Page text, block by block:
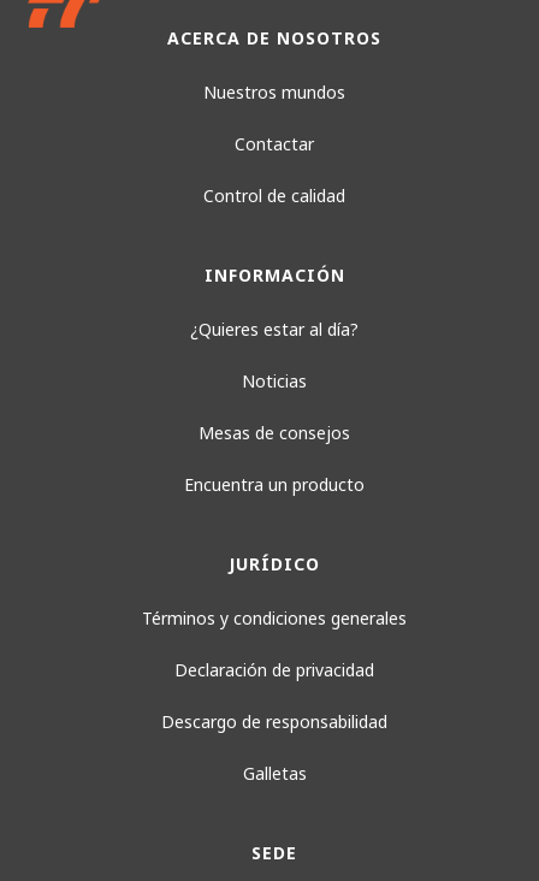
ACERCA DE NOSOTROS
Nuestros mundos
Contactar
Control de calidad
INFORMACIÓN
¿Quieres estar al día?
Noticias
Mesas de consejos
Encuentra un producto
JURÍDICO
Términos y condiciones generales
Declaración de privacidad
Descargo de responsabilidad
Galletas
SEDE